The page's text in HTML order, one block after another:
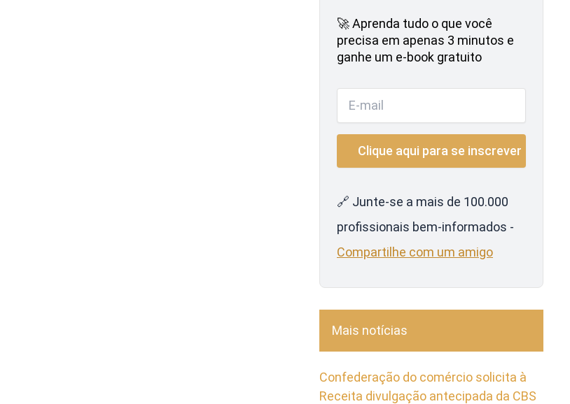
🚀 Aprenda tudo o que você
precisa em apenas 3 minutos e
ganhe um e-book gratuito
🔗 Junte-se a mais de 100.000
profissionais bem-informados -
Compartilhe com um amigo
Mais notícias
Confederação do comércio solicita à
Receita divulgação antecipada da CBS